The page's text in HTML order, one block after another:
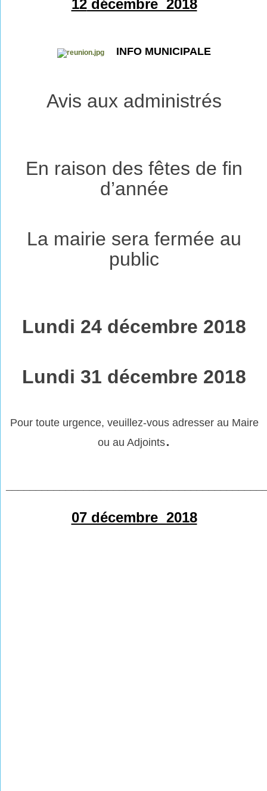
12décembre 2018
INFO MUNICIPALE
Avis aux administrés
En raison des fêtes de fin
d’année
La mairie sera fermée au
public
Lundi 24 décembre 2018
Lundi 31 décembre 2018
Pour toute urgence, veuillez-vous adresser au Maire
ou au Adjoints.
07 décembre 2018